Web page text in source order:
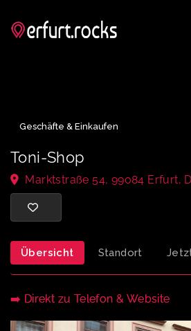
Toni-Shop
Marktstraße 54, 99084
Übersicht Standort
➡️ Direkt zu Telefon & Website